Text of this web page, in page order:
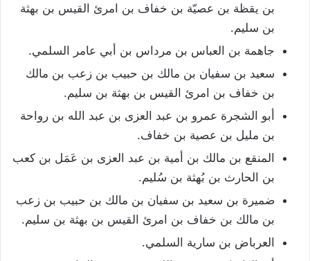
بن يقظة بن عصيّة بن خفاف بن امرئ القيس بن بهثة
بن سليم.
جاهمة بن العباس بن مرداس بن أبي عامر السلمي.
سعيد بن سفيان بن مالك بن حبيب بن زعب بن مالك
بن خفاف بن امرئ القيس بن بهثة بن سليم.
أبو الشجرة عمرو بن عبد العزى بن عبد الله بن رواحة
بن مليل بن عصية بن خفاف.
المنقع بن مالك بن أمية بن عبد العزى بن عَمَل بن كعب
بن الحارث بن بُهثة بن سُليم.
ضميرة بن سعيد بن سفيان بن مالك بن حبيب بن زعب
بن مالك بن خفاف بن امرئ القيس بن بهثة بن سليم.
العرباض بن سارية السلمي.